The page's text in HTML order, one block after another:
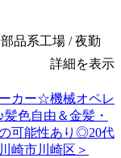
品系工場 / 夜勤
詳細を表示